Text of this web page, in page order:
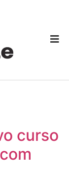
curso